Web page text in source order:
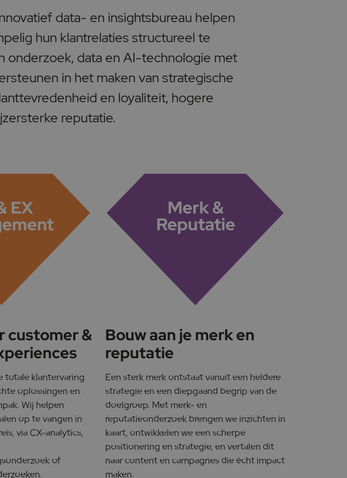
data- en insightsbureau helpen
hun klantrelaties structureel te
onderzoek, data en AI-technologie met
in het maken van strategische
en loyaliteit, hogere
reputatie.
customer &
totale klantervaring
oplossingen en
Wij helpen
op te vangen in
via CX-analytics,
of
Bouw aan je merk en
reputatie
Een sterk merk ontstaat vanuit een heldere
strategie en een diepgaand begrip van de
doelgroep. Met merk- en
reputatieonderzoek brengen we inzichten in
kaart, ontwikkelen we een scherpe
positionering en strategie, en vertalen dit
naar content en campagnes die écht impact
maken.